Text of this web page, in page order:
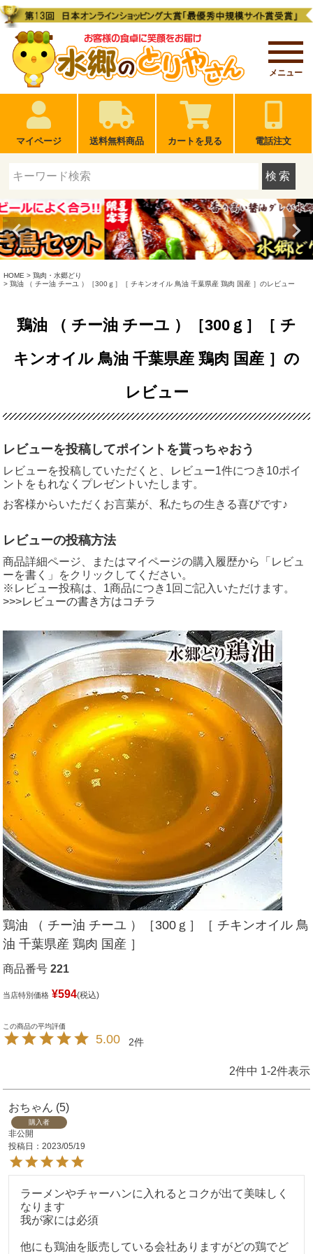
メニュー
マイページ 送料無料商品 カートを見る 電話注文
検索
HOME
鶏肉・水郷どり
鶏油 （ チー油 チーユ ）［300ｇ］［ チキンオイル 鳥油 千葉県産 鶏肉 国産 ］のレビュー
鶏油 （ チー油 チーユ ）［300ｇ］［ チ
キンオイル 鳥油 千葉県産 鶏肉 国産 ］の
レビュー
レビューを投稿してポイントを貰っちゃおう
レビューを投稿していただくと、レビュー1件につき10ポイ
ントをもれなくプレゼントいたします。
お客様からいただくお言葉が、私たちの生きる喜びです♪
レビューの投稿方法
商品詳細ページ、またはマイページの購入履歴から「レビュ
ーを書く」をクリックしてください。
※レビュー投稿は、1商品につき1回ご記入いただけます。
>>>レビューの書き方はコチラ
鶏油 （ チー油 チーユ ）［300ｇ］［ チキンオイル 鳥
油 千葉県産 鶏肉 国産 ］
商品番号 221
当店特別価格 ¥594 税込
5.00 2
2件中 1-2件表示
おちゃん 5
購入者
非公開
投稿日
2023/05/19
ラーメンやチャーハンに入れるとコクが出て美味しく
なります
我が家には必須
他にも鶏油を販売している会社ありますがどの鶏でど